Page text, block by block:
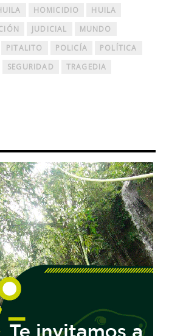
HOMICIDIO
HUILA
JUDICIAL
MUNDO
PITALITO POLICÍA
POLÍTICA
SEGURIDAD
TRAGEDIA